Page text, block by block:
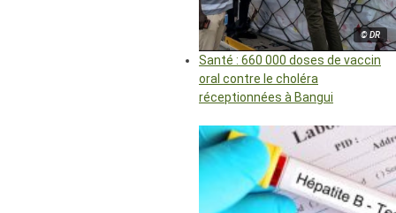
© DR
Santé : 660 000 doses de vaccin
oral contre le choléra
réceptionnées à Bangui